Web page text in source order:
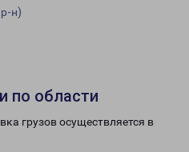
н)
по области
грузов осуществляется в